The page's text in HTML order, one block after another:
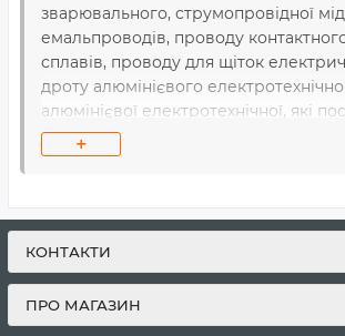
зварювального, струмопровідної
емальпроводів, проводу контактного
сплавів, проводу для щіток
дроту алюмінієвого
алюмінієвої електротехнічної, які
на кабельні заводи і підприємства
Європи і використовуються для
+
КОНТАКТИ
ПРО МАГАЗИН